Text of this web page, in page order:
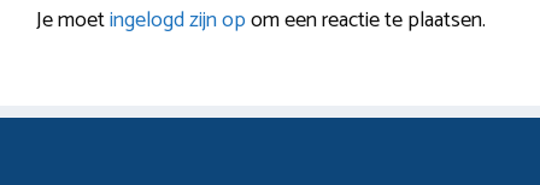
Je moetingelogd zijn opom een reactie te plaatsen.